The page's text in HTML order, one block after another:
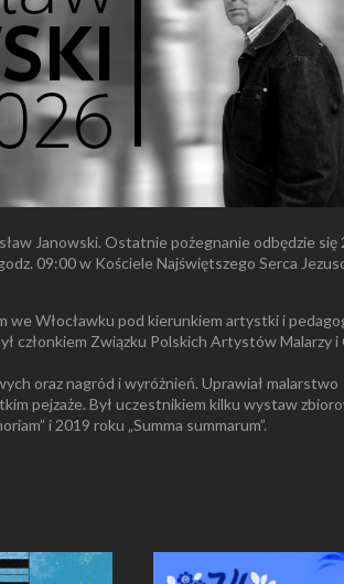
Janowski. Ostatnie pożegnanie odbędzie się
09:00 w Kościele Najświętszego Serca
Włocławku pod kierunkiem artystki i
członkiem Związku Polskich Artystów Malarzy
oraz nagród i wyróżnień. Uprawiał malarstwo
pejzaże. Był uczestnikiem kilku wystaw
i 2019 roku „Summa summarum”.